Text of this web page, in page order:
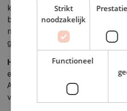
kleding. Trek
beschermend masker op en
metallic en diamanten
gelijkmatig zijn verdeeld (er zit
Hoe de fles met alcoholinkt te
eraf en steek een speld in de
Als de fles al is geopend: plaats
vinger over de geopende flestip
Strikt
noodzakelijk
Prestatie
Functioneel